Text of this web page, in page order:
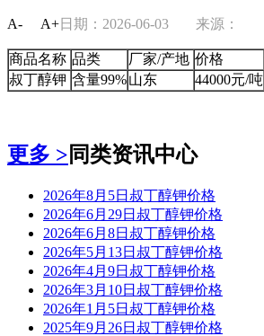
A- A+日期：2026-06-03 来源：
商品名称 品类 厂家/产地 价格
叔丁醇钾 含量99%山东 44000元/吨
更多 >同类资讯中心
2026年8月5日叔丁醇钾价格
2026年6月29日叔丁醇钾价格
2026年6月8日叔丁醇钾价格
2026年5月13日叔丁醇钾价格
2026年4月9日叔丁醇钾价格
2026年3月10日叔丁醇钾价格
2026年1月5日叔丁醇钾价格
2025年9月26日叔丁醇钾价格